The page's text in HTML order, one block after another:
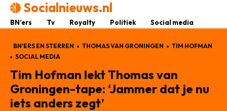
Socialnieuws.nl
BN’ers Tv Royalty Politiek Social media
BN'ERS EN STERREN THOMAS VAN GRONINGEN
TIM HOFMAN
SOCIAL MEDIA
Tim Hofman lekt Thomas van
Groningen-tape: ‘Jammer dat je nu
iets anders zegt’